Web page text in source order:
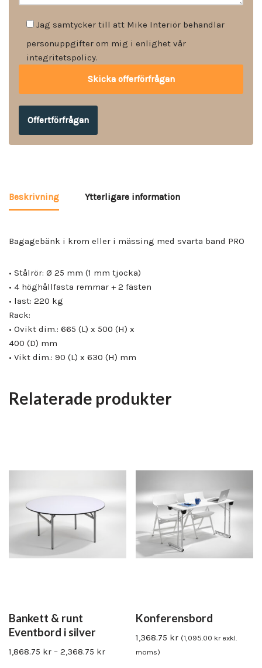
Jag samtycker till att Mike Interiör behandlar
personuppgifter om mig i enlighet vår
integritetspolicy.
Offertförfrågan
Beskrivning Ytterligare information
Bagagebänk i krom eller i mässing med svarta band PRO
• Stålrör: Ø 25 mm (1 mm tjocka)
• 4 höghållfasta remmar + 2 fästen
• last: 220 kg
Rack:
• Ovikt dim.: 665 (L) x 500 (H) x
400 (D) mm
• Vikt dim.: 90 (L) x 630 (H) mm
Relaterade produkter
Bankett & runt
Eventbord i silver
1,868.75 kr – 2,368.75 kr
Konferensbord
1,368.75 kr (1,095.00 krexkl.
moms)